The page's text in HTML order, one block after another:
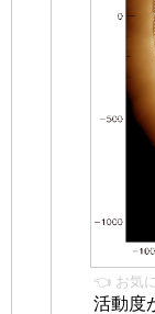
👈 お気
活動度